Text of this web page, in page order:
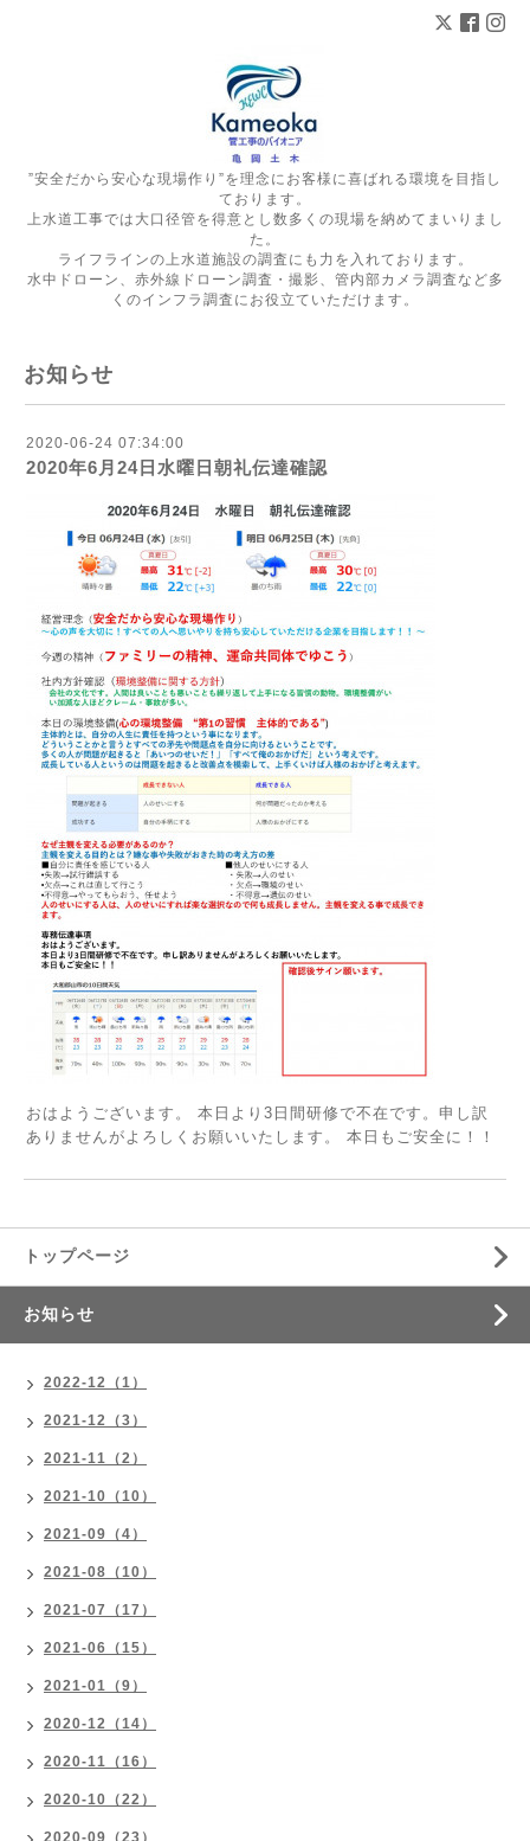
”安全だから安心な現場作り”を理念にお客様に喜ばれる環境を目指し
ております。
上水道工事では大口径管を得意とし数多くの現場を納めてまいりまし
た。
ライフラインの上水道施設の調査にも力を入れております。
水中ドローン、赤外線ドローン調査・撮影、管内部カメラ調査など多
くのインフラ調査にお役立ていただけます。
お知らせ
2020-06-24 07:34:00
2020年6月24日水曜日朝礼伝達確認
おはようございます。 本日より3日間研修で不在です。申し訳
ありませんがよろしくお願いいたします。 本日もご安全に！！
トップページ
お知らせ
2022-12（1）
2021-12（3）
2021-11（2）
2021-10（10）
2021-09（4）
2021-08（10）
2021-07（17）
2021-06（15）
2021-01（9）
2020-12（14）
2020-11（16）
2020-10（22）
2020-09（23）